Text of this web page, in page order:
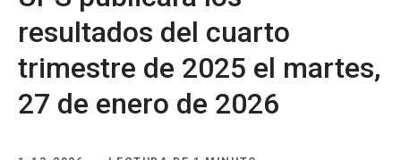
resultados del cuarto
trimestre de 2025 el martes,
27 de enero de 2026